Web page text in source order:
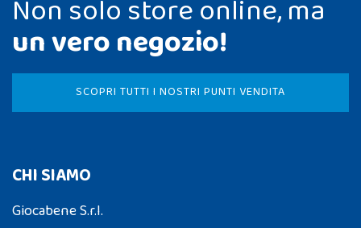
Non solo store online, ma
un vero negozio!
SCOPRI TUTTI I NOSTRI PUNTI VENDITA
CHI SIAMO
Giocabene S.r.l.